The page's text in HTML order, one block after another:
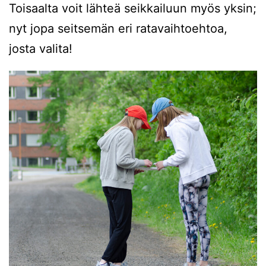
Toisaalta voit lähteä seikkailuun myös yksin;
nyt jopa seitsemän eri ratavaihtoehtoa,
josta valita!